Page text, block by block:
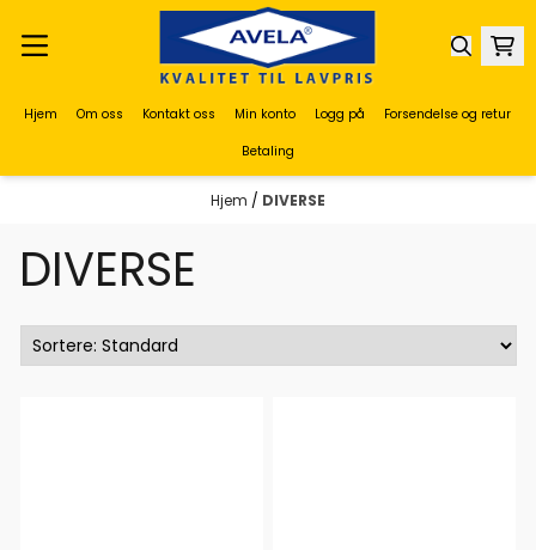
Hjem Om oss Kontakt oss Min konto Logg på Forsendelse og retur
Betaling
Hjem / DIVERSE
DIVERSE